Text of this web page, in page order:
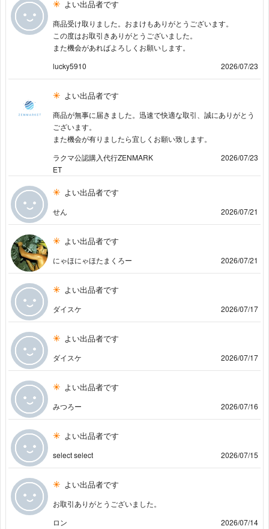
よい出品者です
商品受け取りました。おまけもありがとうございます。
この度はお取引きありがとうございました。
また機会があればよろしくお願いします。
lucky5910
2026/07/23
よい出品者です
商品が無事に届きました。迅速で快適な取引、誠にありがとう
ございます。
また機会が有りましたら宜しくお願い致します。
ラクマ公認購入代行ZENMARK
ET
2026/07/23
よい出品者です
せん 2026/07/21
よい出品者です
にゃほにゃほたまくろー 2026/07/21
よい出品者です
ダイスケ 2026/07/17
よい出品者です
ダイスケ 2026/07/17
よい出品者です
みつろー 2026/07/16
よい出品者です
select select 2026/07/15
よい出品者です
お取引ありがとうございました。
ロン
2026/07/14